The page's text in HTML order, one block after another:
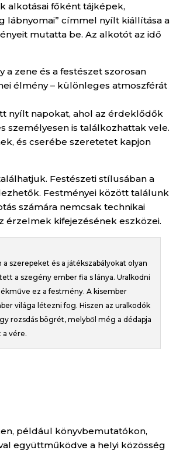
alkotásai főként tájképek,
lábnyomai” címmel nyílt kiállítása a
mutatta be. Az alkotót az idő
zene és a festészet szorosan
élmény – különleges atmoszférát
nyílt napokat, ahol az érdeklődők
személyesen is találkozhattak vele.
és cserébe szeretetet kapjon
Festészeti stílusában a
Festményei között találunk
számára nemcsak technikai
érzelmek kifejezésének eszközei.
szerepeket és a játékszabályokat olyan
a szegény ember fia s lánya. Uralkodni
ez a festmény. A kisember
világa létezni fog. Hiszen az uralkodók
rozsdás bögrét, melyből még a dédapja
vére.
például könyvbemutatókon,
együttműködve a helyi közösség